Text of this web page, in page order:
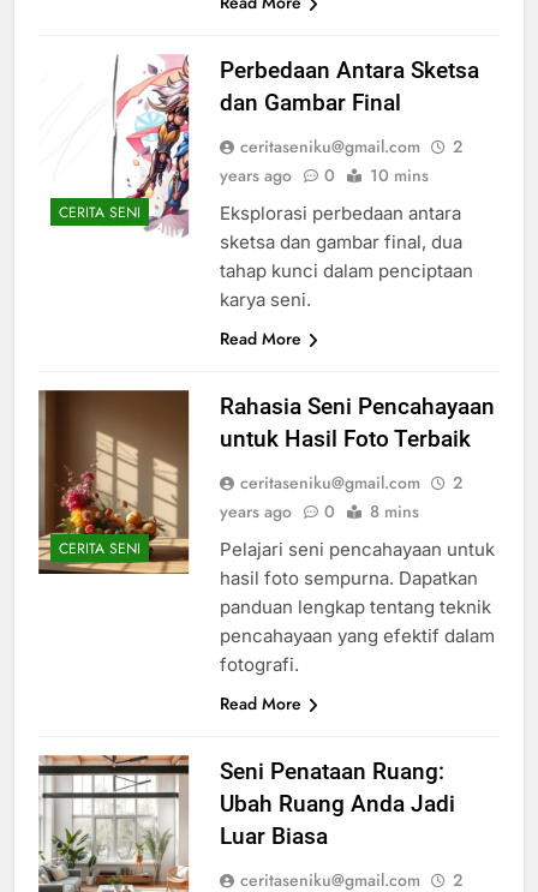
CERITA SENI
Perbedaan Antara Sketsa
dan Gambar Final
ceritaseniku@gmail.com
2
years ago
0 10 mins
Eksplorasi perbedaan antara
sketsa dan gambar final, dua
tahap kunci dalam penciptaan
karya seni.
Read More
CERITA SENI
Rahasia Seni Pencahayaan
untuk Hasil Foto Terbaik
ceritaseniku@gmail.com
2
years ago
0 8 mins
Pelajari seni pencahayaan untuk
hasil foto sempurna. Dapatkan
panduan lengkap tentang teknik
pencahayaan yang efektif dalam
fotografi.
Read More
Seni Penataan Ruang:
Ubah Ruang Anda Jadi
Luar Biasa
ceritaseniku@gmail.com 2